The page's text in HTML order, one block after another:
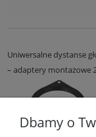
Uniwersalne dystanse
– adaptery montażowe
Dbamy o